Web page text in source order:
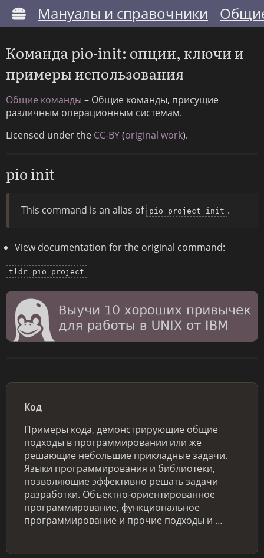
Мануалы и справочники
Команда pio-init: опции, ключи и
примеры использования
Общие команды – Общие команды, присущие
различным операционным системам.
Licensed under the CC-BY(original work).
pio init
This command is an alias of pio project init .
View documentation for the original command:
tldr pio project
Код
Примеры кода, демонстрирующие общие
подходы в программировании или же
решающие небольшие прикладные задачи.
Языки программирования и библиотеки,
позволяющие эффективно решать задачи
разработки. Объектно-ориентированное
программирование, функциональное
программирование и прочие подходы и …